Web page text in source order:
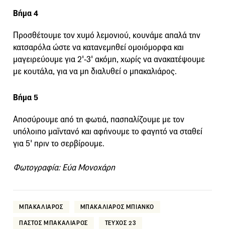
Βήμα 4
Προσθέτουμε τον χυμό λεμονιού, κουνάμε απαλά την
κατσαρόλα ώστε να κατανεμηθεί ομοιόμορφα και
μαγειρεύουμε για 2'-3' ακόμη, χωρίς να ανακατέψουμε
με κουτάλα, για να μη διαλυθεί ο μπακαλιάρος.
Βήμα 5
Αποσύρουμε από τη φωτιά, πασπαλίζουμε με τον
υπόλοιπο μαϊντανό και αφήνουμε το φαγητό να σταθεί
για 5' πριν το σερβίρουμε.
Φωτογραφία: Εύα Μονοχάρη
ΜΠΑΚΑΛΙΑΡΟΣ ΜΠΑΚΑΛΙΑΡΟΣ ΜΠΙΑΝΚΟ
ΠΑΣΤΟΣ ΜΠΑΚΑΛΙΑΡΟΣ ΤΕΥΧΟΣ 23